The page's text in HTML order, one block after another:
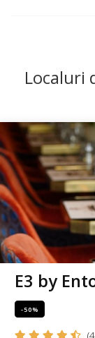
Localuri
E3 by
-50%